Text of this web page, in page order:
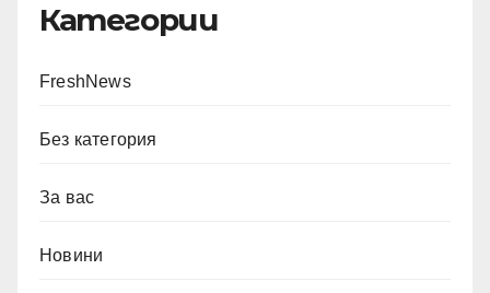
Категории
FreshNews
Без категория
За вас
Новини